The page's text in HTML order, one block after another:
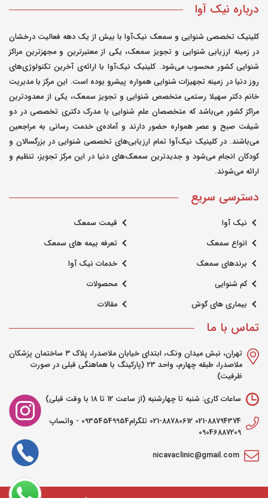
درباره نیک آوا
کلینیک تخصصی شنوایی و سمعک نیک‌آوا با بیش از یک دهه فعالیت درخشان
در زمینه ارزیابی شنوایی و تجویز سمعک، یکی از معتبرترین و مجهزترین مراکز
شنوایی کشور محسوب می‌شود. کلینیک نیک‌آوا با ارائه‌ی آخرین تکنولوژی‌های
روز دنیا در زمینه تجهیزات شنوایی همواره پیشرو بوده است. این مرکز با مدیریت
خانم دکتر سهیلا رستمی متخصص شنوایی و تجویز سمعک، یکی از معدودترین
مراکز کشور می‌باشد که متخصصان علم شنوایی با مدرک دکتری تخصصی در دو
شیفت صبح و عصر همواره حضور دارند و آماده‌ی خدمت رسانی به مراجعین
می‌باشند. در کلینیک نیک‌آوا تمام ارزیابی‌های تخصصی شنوایی در بزرگسالان و
کودکان انجام می‌شود و جدیدترین سمعک‌های دنیا در این مرکز تجویز، تنظیم و
ارائه می‌شوند.
دسترسی سریع
نیک آوا
انواع سمعک
برندهای سمعک
کم شنوایی
بیماری های گوش
قیمت سمعک
تعرفه بیمه های سمعک
خدمات نیک آوا
محصولات
مقالات
تماس با ما
تهران، نبش میدان ونک، ابتدای خیابان ملاصدرا، پلاک ۳ ساختمان پزشکان
ملاصدرا، طبقه چهارم، واحد ۲3 (پارکینگ با هماهنگی قبلی در صورت
ظرفیت)
ساعات کاری: شنبه تا چهارشنبه (از ساعت 12 تا ۱۸ با وقت قبلی)
021-88794374 021-88780612 تلگرام09354549954 - واتساپ
09046887209
nicavaclinic@gmail.com